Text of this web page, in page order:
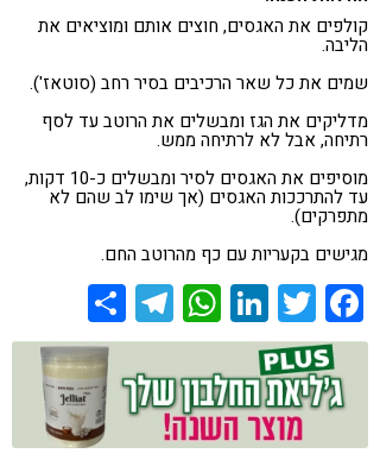
קולפים את האגסים, חוצים אותם ומוציאים את
הליבה.
שמים את כל שאר הרכיבים בסיר רחב (סוטאז').
מדליקים את הגז ומבשלים את הרוטב עד לסף
רתיחה, אבל לא לרתיחה ממש.
מוסיפים את האגסים לסיר ומבשלים כ-10 דקות,
עד להתרככות האגסים (אך שימו לב שהם לא
מתפרקים).
מגישים בקעריות עם כף מהרוטב החם.
Facebook
Twitter
LinkedIn
WhatsApp
Telegram